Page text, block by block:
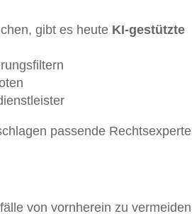
gibt es heute KI-gestützte
passende
von vornherein zu